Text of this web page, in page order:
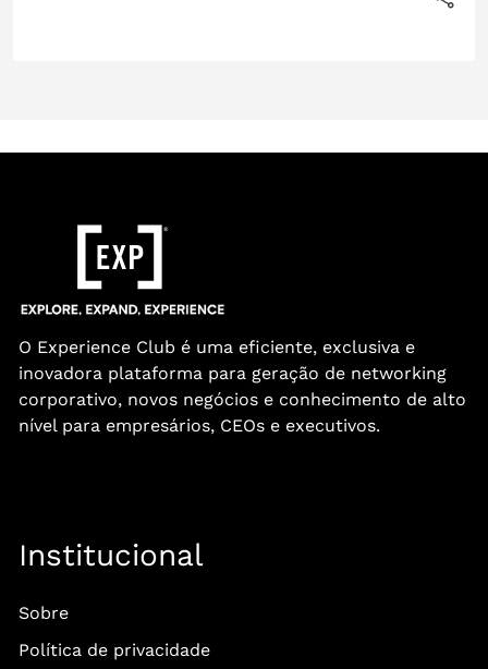
O Experience Club é uma eficiente, exclusiva e
inovadora plataforma para geração de networking
corporativo, novos negócios e conhecimento de alto
nível para empresários, CEOs e executivos.
Institucional
Sobre
Política de privacidade